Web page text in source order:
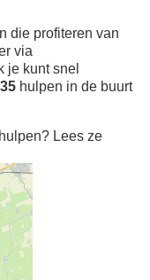
die profiteren van
via
je kunt snel
35 hulpen in de buurt
Lees ze